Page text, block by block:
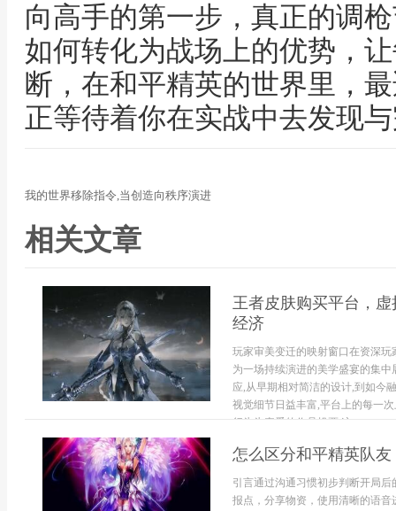
向高手的第一步，真正的调
如何转化为战场上的优势，
断，在和平精英的世界里，
正等待着你在实战中去发现
我的世界移除指令,当创造向秩序演进
相关文章
王者皮肤购买平台，
经济
玩家审美变迁的映射窗口在资深
为一场持续演进的美学盛宴的集
应,从早期相对简洁的设计,到如今
视觉细节日益丰富,平台上的每一
行为为喜爱的作品投票,这...
怎么区分和平精英队
引言通过沟通习惯初步判断开局
报点，分享物资，使用清晰的语